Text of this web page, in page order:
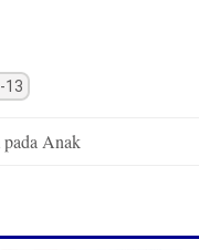
13
pada Anak